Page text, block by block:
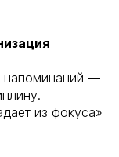
напоминаний —
из фокуса»